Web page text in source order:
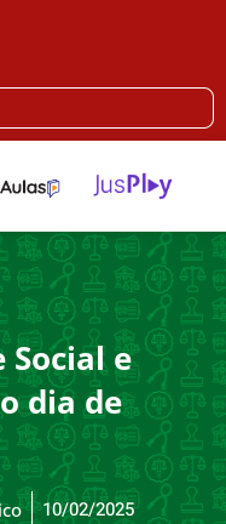
Social e
dia de
10/02/2025